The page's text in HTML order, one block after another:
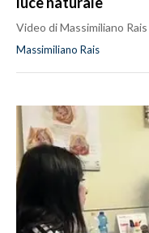
Video di Massimiliano Rais
Massimiliano Rais